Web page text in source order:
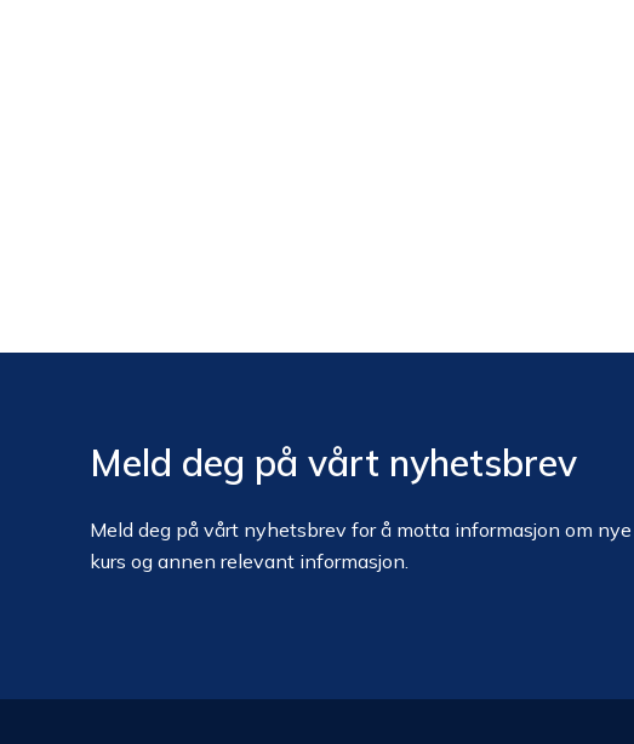
Meld deg på vårt nyhetsbrev
Meld deg på vårt nyhetsbrev for å motta informasjon om
kurs og annen relevant informasjon.